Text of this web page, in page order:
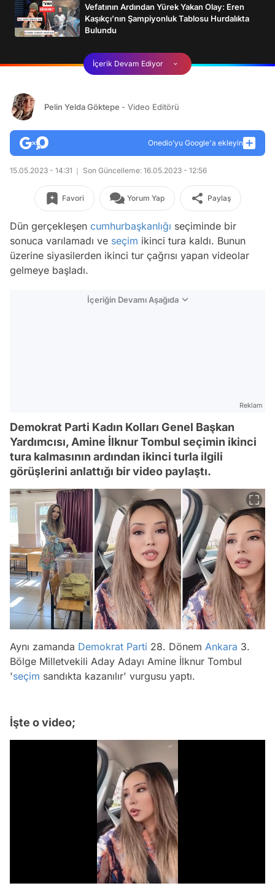
Vefatının Ardından Yürek Yakan Olay: Eren
Kaşıkçı’nın Şampiyonluk Tablosu Hurdalıkta
Bulundu
İçerik Devam Ediyor
Pelin Yelda Göktepe - Video Editörü
Onedio’yu Google'a ekleyin
15.05.2023 - 14:31 Son Güncelleme: 16.05.2023 - 12:56
Favori Yorum Yap Paylaş
Dün gerçekleşen cumhurbaşkanlığı seçiminde bir
sonuca varılamadı ve seçim ikinci tura kaldı. Bunun
üzerine siyasilerden ikinci tur çağrısı yapan videolar
gelmeye başladı.
İçeriğin Devamı Aşağıda
Reklam
Demokrat Parti Kadın Kolları Genel Başkan
Yardımcısı, Amine İlknur Tombul seçimin ikinci
tura kalmasının ardından ikinci turla ilgili
görüşlerini anlattığı bir video paylaştı.
Aynı zamanda Demokrat Parti 28. Dönem Ankara 3.
Bölge Milletvekili Aday Adayı Amine İlknur Tombul
'seçim sandıkta kazanılır' vurgusu yaptı.
İşte o video;